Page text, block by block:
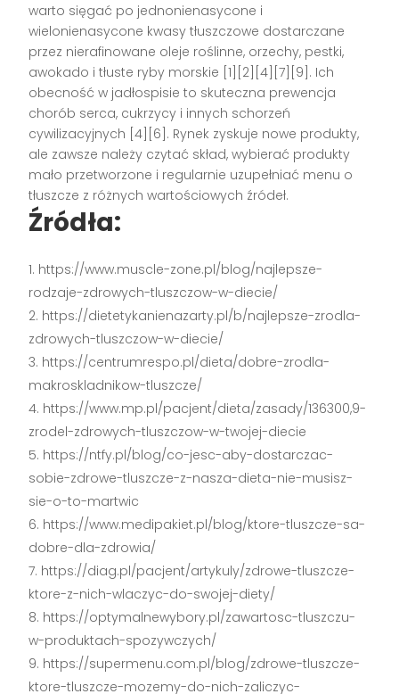
warto sięgać po jednonienasycone i
wielonienasycone kwasy tłuszczowe dostarczane
przez nierafinowane oleje roślinne, orzechy, pestki,
awokado i tłuste ryby morskie [1][2][4][7][9] . Ich
obecność w jadłospisie to skuteczna prewencja
chorób serca, cukrzycy i innych schorzeń
cywilizacyjnych [4][6] . Rynek zyskuje nowe produkty,
ale zawsze należy czytać skład, wybierać produkty
mało przetworzone i regularnie uzupełniać menu o
tłuszcze z różnych wartościowych źródeł.
Źródła:
https://www.muscle-zone.pl/blog/najlepsze-
rodzaje-zdrowych-tluszczow-w-diecie/
https://dietetykanienazarty.pl/b/najlepsze-zrodla-
zdrowych-tluszczow-w-diecie/
https://centrumrespo.pl/dieta/dobre-zrodla-
makroskladnikow-tluszcze/
https://www.mp.pl/pacjent/dieta/zasady/136300,9-
zrodel-zdrowych-tluszczow-w-twojej-diecie
https://ntfy.pl/blog/co-jesc-aby-dostarczac-
sobie-zdrowe-tluszcze-z-nasza-dieta-nie-musisz-
sie-o-to-martwic
https://www.medipakiet.pl/blog/ktore-tluszcze-sa-
dobre-dla-zdrowia/
https://diag.pl/pacjent/artykuly/zdrowe-tluszcze-
ktore-z-nich-wlaczyc-do-swojej-diety/
https://optymalnewybory.pl/zawartosc-tluszczu-
w-produktach-spozywczych/
https://supermenu.com.pl/blog/zdrowe-tluszcze-
ktore-tluszcze-mozemy-do-nich-zaliczyc-